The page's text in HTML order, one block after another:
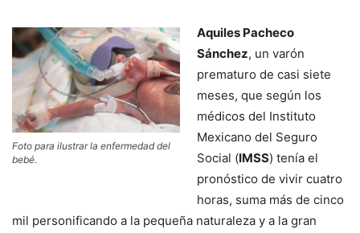
Foto para ilustrar la enfermedad del
bebé.
Aquiles Pacheco
Sánchez, un varón
prematuro de casi siete
meses, que según los
médicos del Instituto
Mexicano del Seguro
Social (IMSS) tenía el
pronóstico de vivir cuatro
horas, suma más de cinco
mil personificando a la pequeña naturaleza y a la gran